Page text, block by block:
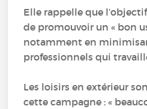
Elle rappelle que
de promouvoir un « bon
notamment en
professionnels qui
Les loisirs en extérieur
cette campagne : «